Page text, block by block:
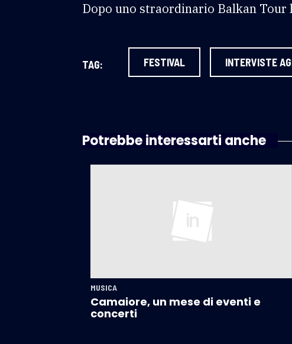
Dopo uno straordinario Balkan Tour
TAG: FESTIVAL INTERVISTE
Potrebbe interessarti anche
MUSICA
Camaiore, un mese di eventi e
concerti